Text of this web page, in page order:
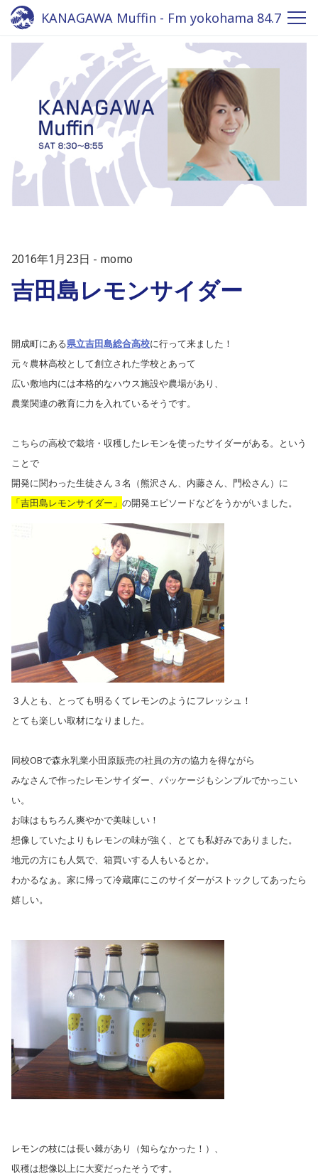
KANAGAWA Muffin - Fm yokohama 84.7
2016年1月23日 momo
吉田島レモンサイダー
開成町にある県立吉田島総合高校に行って来ました！
元々農林高校として創立された学校とあって
広い敷地内には本格的なハウス施設や農場があり、
農業関連の教育に力を入れているそうです。
こちらの高校で栽培・収穫したレモンを使ったサイダーがある。という
ことで
開発に関わった生徒さん３名（熊沢さん、内藤さん、門松さん）に
「吉田島レモンサイダー」 の開発エピソードなどをうかがいました。
３人とも、とっても明るくてレモンのようにフレッシュ！
とても楽しい取材になりました。
同校OBで森永乳業小田原販売の社員の方の協力を得ながら
みなさんで作ったレモンサイダー、パッケージもシンプルでかっこい
い。
お味はもちろん爽やかで美味しい！
想像していたよりもレモンの味が強く、とても私好みでありました。
地元の方にも人気で、箱買いする人もいるとか。
わかるなぁ。家に帰って冷蔵庫にこのサイダーがストックしてあったら
嬉しい。
レモンの枝には長い棘があり（知らなかった！）、
収穫は想像以上に大変だったそうです。